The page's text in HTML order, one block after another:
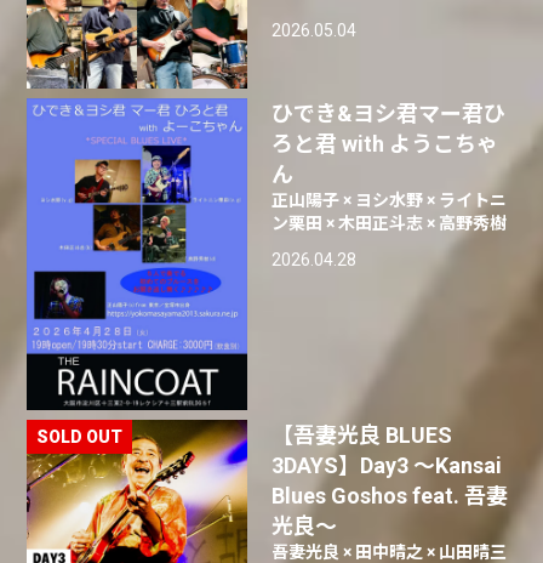
2026.05.04
ひでき&ヨシ君マー君ひ
ろと君 with ようこちゃ
ん
正山陽子 × ヨシ水野 × ライトニ
ン栗田 × 木田正斗志 × 高野秀樹
2026.04.28
【吾妻光良 BLUES
3DAYS】Day3 〜Kansai
Blues Goshos feat. 吾妻
光良〜
吾妻光良 × 田中晴之 × 山田晴三